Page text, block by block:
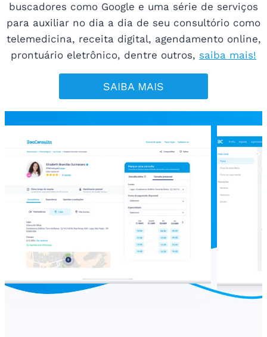
buscadores como Google e uma série de serviços
para auxiliar no dia a dia de seu consultório como
telemedicina, receita digital, agendamento online,
prontuário eletrônico, dentre outros, saiba mais!
SAIBA MAIS